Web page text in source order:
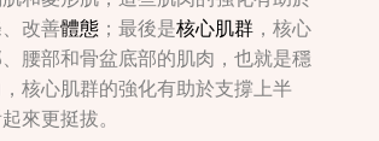
改善體態 ；最後是核心肌群 ，核心
腰部和骨盆底部的肌肉，也就是穩
核心肌群的強化有助於支撐上半
來更挺拔。